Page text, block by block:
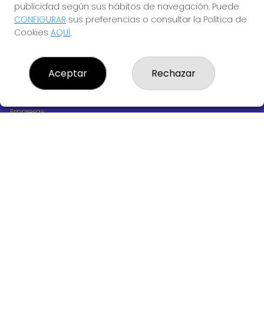
¿Quiénes somos?
Comprar lotería
Resultados
Empresas
publicidad según sus hábitos de navegación. Puede
CONFIGURAR sus preferencias o consultar la Política de
Cookies AQUÍ.
Aceptar Rechazar